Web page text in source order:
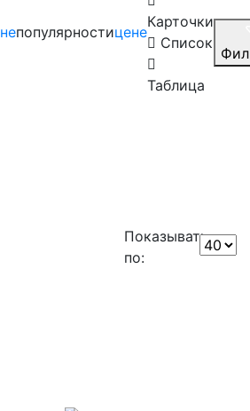
популярностицене
Карточки
Список
Таблица
Показывать
по: